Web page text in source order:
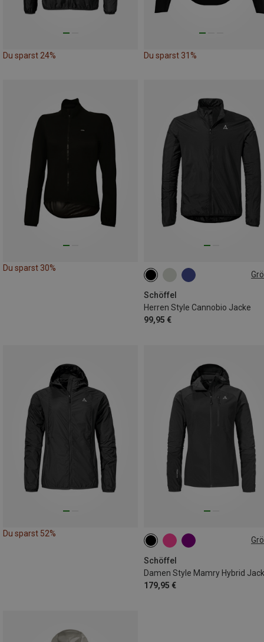
Du sparst 24% Du sparst 31%
Du sparst 30%
Schöffel
Herren Style Cannobio Jacke
99,95 €
M L XL 3XL
Du sparst 52%
Schöffel
Damen Style Mamry Hybrid
179,95 €
S M L
3XL